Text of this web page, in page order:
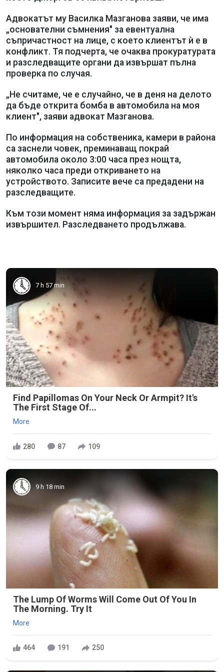
Адвокатът му Василка Мазганова заяви, че има
„основателни съмнения" за евентуална
съпричастност на лице, с което клиентът ѝ е в
конфликт. Тя подчерта, че очаква прокуратурата
и разследващите органи да извършат пълна
проверка по случая.
„Не считаме, че е случайно, че в деня на делото
да бъде открита бомба в автомобила на моя
клиент", заяви адвокат Мазганова.
По информация на собственика, камери в района
са заснели човек, преминаващ покрай
автомобила около 3:00 часа през нощта,
няколко часа преди откриването на
устройството. Записите вече са предадени на
разследващите.
Към този момент няма информация за задържан
извършител. Разследването продължава.
7 h 57 min
Find Papillomas On Your Neck Or Armpit? It's
The First Stage Of...
More
280 87 109
9 h 18 min
The Lump Of Worms Will Come Out Of You In
The Morning. Try It
More
464 191 250